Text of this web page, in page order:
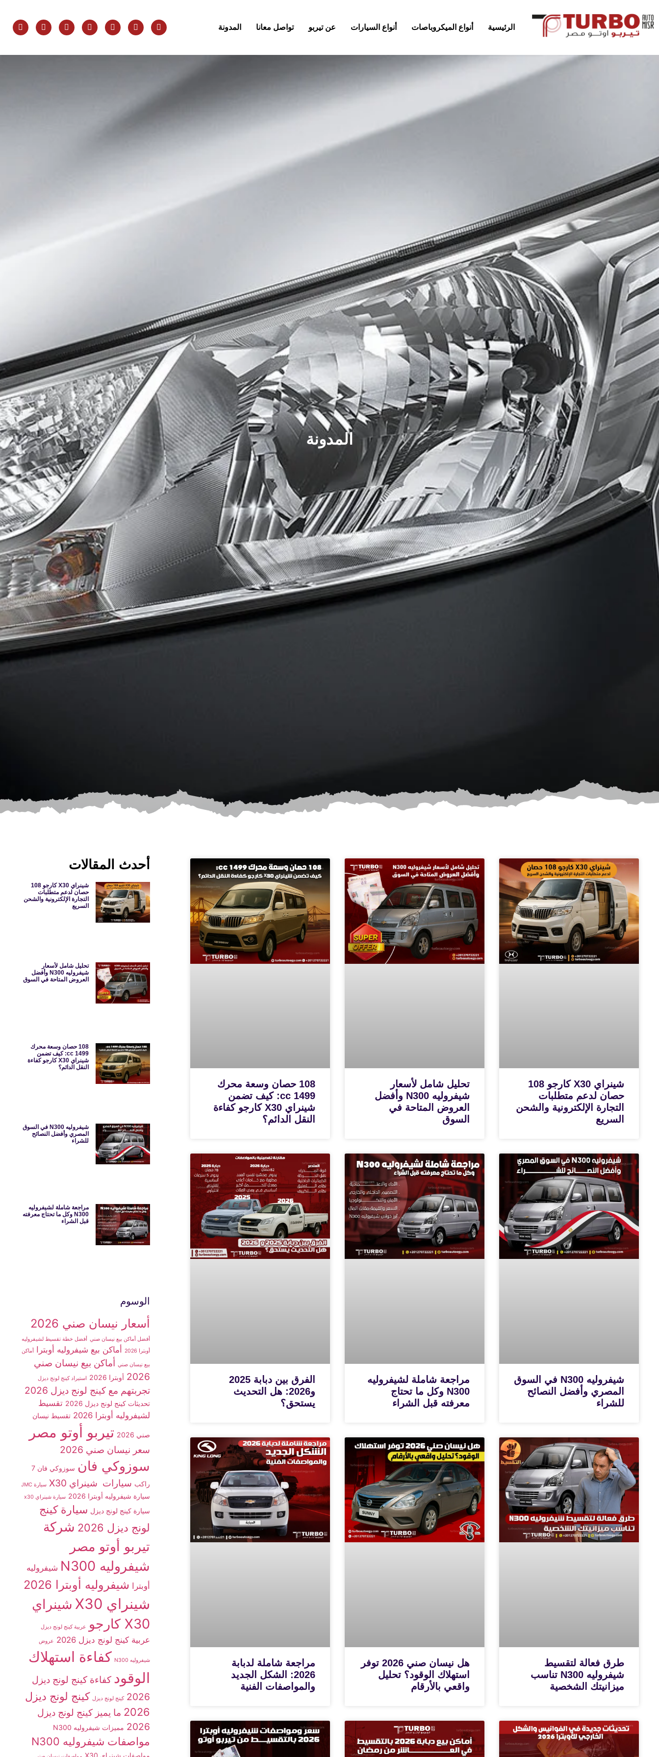
الرئيسية أنواع الميكروباصات أنواع السيارات عن تيربو تواصل معانا المدونة
المدونة
شينراي X30 كارجو 108
حصان لدعم متطلبات
التجارة الإلكترونية والشحن
السريع
تحليل شامل لأسعار
شيفروليه N300 وأفضل
العروض المتاحة في
السوق
108 حصان وسعة محرك
1499 cc: كيف تضمن
شينراي X30 كارجو كفاءة
النقل الدائم؟
شيفروليه N300 في السوق
المصري وأفضل النصائح
للشراء
مراجعة شاملة لشيفروليه
N300 وكل ما تحتاج
معرفته قبل الشراء
الفرق بين دبابة 2025
و2026: هل التحديث
يستحق؟
طرق فعالة لتقسيط
شيفروليه N300 تناسب
ميزانيتك الشخصية
هل نيسان صني 2026 توفر
استهلاك الوقود؟ تحليل
واقعي بالأرقام
مراجعة شاملة لدبابة
2026: الشكل الجديد
والمواصفات الفنية
أحدث المقالات
شينراي X30 كارجو 108
حصان لدعم متطلبات
التجارة الإلكترونية والشحن
السريع
تحليل شامل لأسعار
شيفروليه N300 وأفضل
العروض المتاحة في السوق
108 حصان وسعة محرك
1499 cc: كيف تضمن
شينراي X30 كارجو كفاءة
النقل الدائم؟
شيفروليه N300 في السوق
المصري وأفضل النصائح
للشراء
مراجعة شاملة لشيفروليه
N300 وكل ما تحتاج معرفته
قبل الشراء
الوسوم
أسعار نيسان صني 2026
أفضل أماكن بيع نيسان صني أفضل خطة تقسيط لشيفروليه
أوبترا 2026
أماكن بيع شيفروليه أوبترا أماكن
بيع نيسان صني أماكن بيع نيسان صني
2026 أوبترا 2026 استيراد كينج لونج ديزل
تجربتهم مع كينج لونج ديزل 2026
تحديثات كينج لونج ديزل 2026
تقسيط
لشيفروليه أوبترا 2026
تقسيط نيسان
صني 2026 تيربو أوتو مصر
سعر نيسان صني 2026
سوزوكي فان
سوزوكي فان 7
راكب سيارات شينراي X30 سيارة JMC
سيارة شيفروليه أوبترا 2026 سيارة شينراي x30
سيارة كينج لونج ديزل سيارة كينج
لونج ديزل 2026
شركة
تيربو أوتو مصر
شيفروليه N300
شيفروليه
أوبترا شيفروليه أوبترا 2026
شينراي X30
شينراي
X30 كارجو
عربية كينج لونج ديزل
عربية كينج لونج ديزل 2026 عروض
شيفروليه N300
كفاءة استهلاك
الوقود كفاءة كينج لونج ديزل
2026 كينج لونج ديزل كينج لونج ديزل
2026 ما يميز كينج لونج ديزل
2026 مميزات شيفروليه N300
مواصفات شيفروليه N300
مواصفات شينراي X30